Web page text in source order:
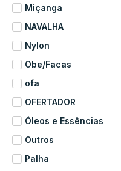
Miçanga
NAVALHA
Nylon
Obe/Facas
ofa
OFERTADOR
Óleos e Essências
Outros
Palha